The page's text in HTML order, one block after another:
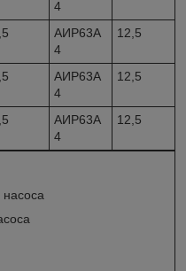
4
АИР63А
4
12,5
АИР63А
4
12,5
АИР63А
4
12,5